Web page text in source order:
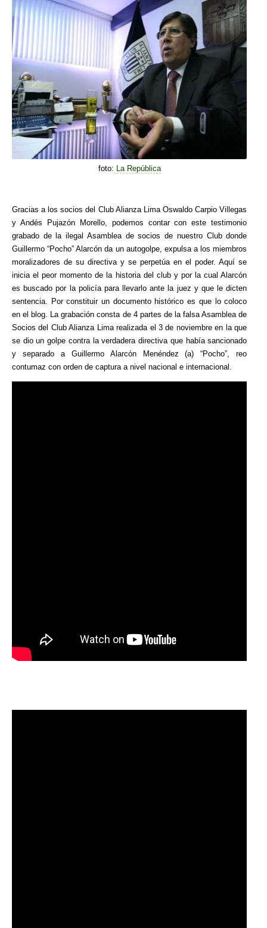
foto: La República
Gracias a los socios del Club Alianza Lima Oswaldo Carpio Villegas
y Andés Pujazón Morello, podemos contar con este testimonio
grabado de la ilegal Asamblea de socios de nuestro Club donde
Guillermo “Pocho” Alarcón da un autogolpe, expulsa a los miembros
moralizadores de su directiva y se perpetúa en el poder. Aquí se
inicia el peor momento de la historia del club y por la cual Alarcón
es buscado por la policía para llevarlo ante la juez y que le dicten
sentencia. Por constituir un documento histórico es que lo coloco
en el blog. La grabación consta de 4 partes de la falsa Asamblea de
Socios del Club Alianza Lima realizada el 3 de noviembre en la que
se dio un golpe contra la verdadera directiva que había sancionado
y separado a Guillermo Alarcón Menéndez (a) “Pocho”, reo
contumaz con orden de captura a nivel nacional e internacional.